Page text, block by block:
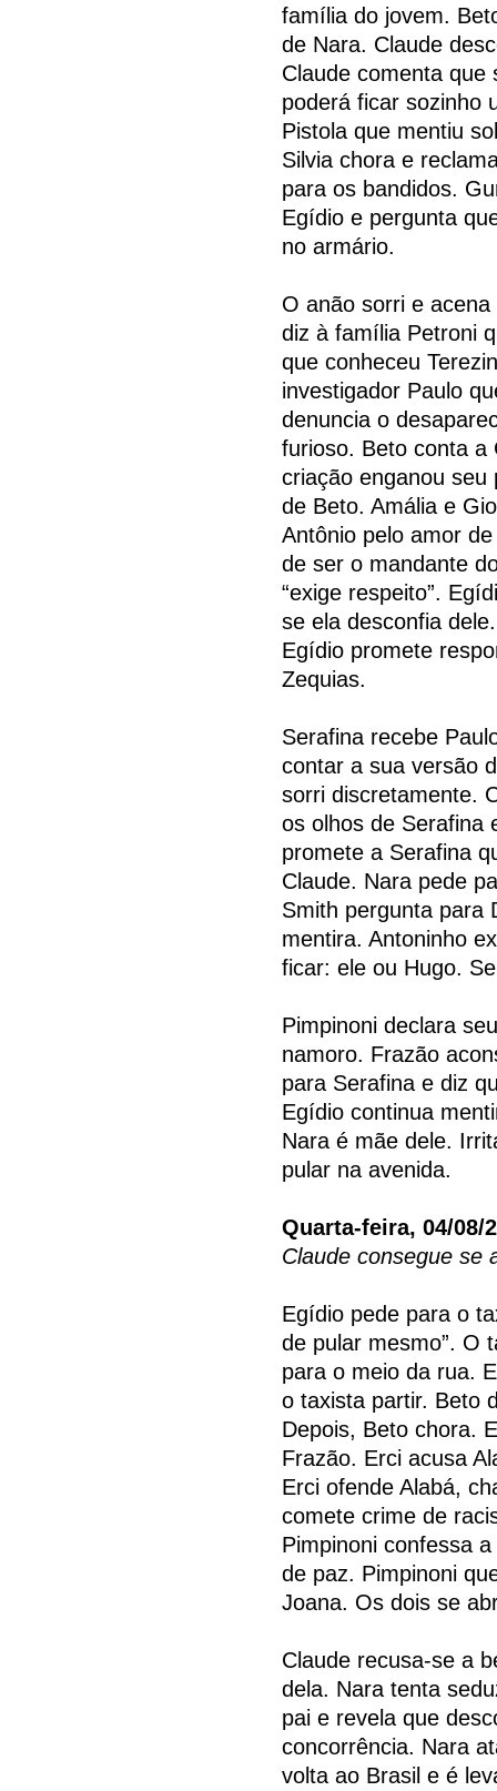
família do jovem.
de Nara. Claude
Claude comenta que
poderá ficar sozinho
Pistola que mentiu
Silvia chora e
para os bandidos.
Egídio e pergunta
no armário.
O anão sorri e
diz à família Petroni
que conheceu
investigador Paulo
denuncia o
furioso. Beto conta a
criação enganou
de Beto. Amália e
Antônio pelo amor
de ser o mandante
“exige respeito”.
se ela desconfia
Egídio promete
Zequias.
Serafina recebe
contar a sua versão
sorri discretamente.
os olhos de Serafina
promete a Serafina
Claude. Nara pede
Smith pergunta para
mentira. Antoninho
ficar: ele ou Hugo.
Pimpinoni declara
namoro. Frazão
para Serafina e diz
Egídio continua
Nara é mãe dele.
pular na avenida.
Quarta-feira, 04/08/
Claude consegue se
Egídio pede para o
de pular mesmo”. O
para o meio da rua.
o taxista partir. Beto
Depois, Beto chora.
Frazão. Erci acusa
Erci ofende Alabá,
comete crime de
Pimpinoni confessa
de paz. Pimpinoni
Joana. Os dois se
Claude recusa-se a
dela. Nara tenta
pai e revela que
concorrência. Nara
volta ao Brasil e é